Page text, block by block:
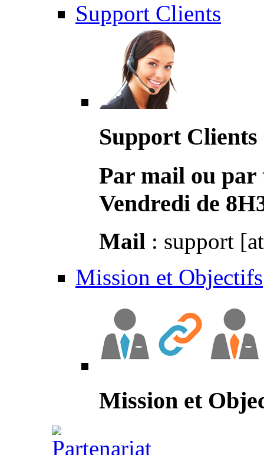
Support Clients
Support Clients
Par mail ou par
Vendredi de
Mail : support
Mission et Objectifs
Mission et